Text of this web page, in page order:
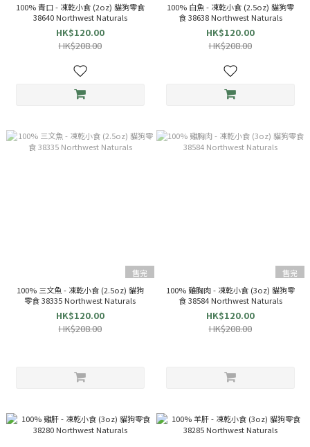
100% 青口 - 凍乾小食 (2oz) 貓狗零食
38640 Northwest Naturals
HK$120.00
HK$208.00
100% 白魚 - 凍乾小食 (2.5oz) 貓狗零
食 38638 Northwest Naturals
HK$120.00
HK$208.00
售完
100% 三文魚 - 凍乾小食 (2.5oz) 貓狗
零食 38335 Northwest Naturals
HK$120.00
HK$208.00
售完
100% 雞胸肉 - 凍乾小食 (3oz) 貓狗零
食 38584 Northwest Naturals
HK$120.00
HK$208.00